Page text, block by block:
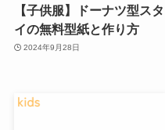
【子供服】ドーナツ型スタ
イの無料型紙と作り方
2024年9月28日